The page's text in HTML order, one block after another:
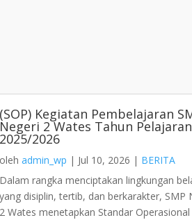
(SOP) Kegiatan Pembelajaran
Negeri 2 Wates Tahun Pelajaran
2025/2026
oleh admin_wp | Jul 10, 2026 | BERITA
Dalam rangka menciptakan lingkungan
yang disiplin, tertib, dan berkarakter, SMP
2 Wates menetapkan Standar Operasional